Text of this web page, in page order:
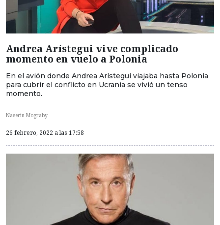
Andrea Arístegui vive complicado
momento en vuelo a Polonia
En el avión donde Andrea Arístegui viajaba hasta Polonia
para cubrir el conflicto en Ucrania se vivió un tenso
momento.
Naserin Mograby
26 febrero, 2022 a las 17:58